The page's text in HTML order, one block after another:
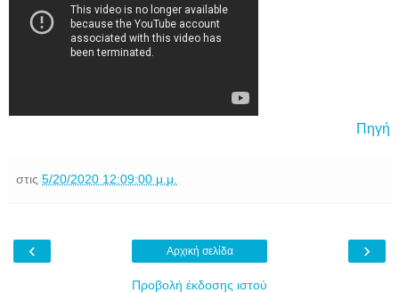
Πηγή
στις 5/20/2020 12:09:00 μ.μ.
‹ ›
Αρχική σελίδα
Προβολή έκδοσης ιστού